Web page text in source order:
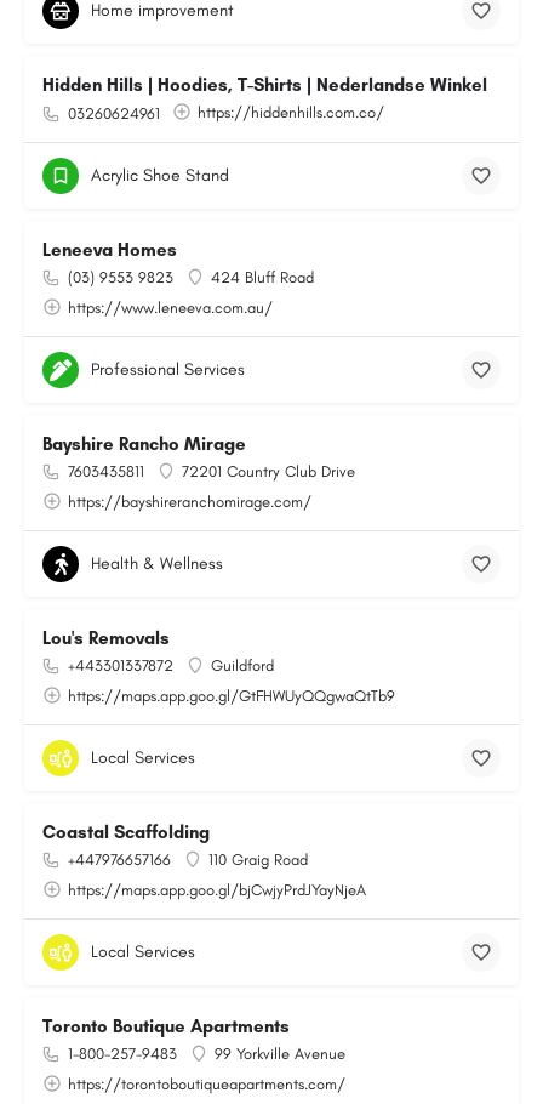
Home improvement
Hidden Hills | Hoodies, T-Shirts | Nederlandse Winkel
03260624961 https://hiddenhills.com.co/
Acrylic Shoe Stand
Leneeva Homes
(03) 9553 9823
424 Bluff Road
https://www.leneeva.com.au/
Professional Services
Bayshire Rancho Mirage
7603435811
72201 Country Club Drive
https://bayshireranchomirage.com/
Health & Wellness
Lou's Removals
+443301337872
Guildford
https://maps.app.goo.gl/GtFHWUyQQgwaQtTb9
Local Services
Coastal Scaffolding
+447976657166
110 Graig Road
https://maps.app.goo.gl/bjCwjyPrdJYayNjeA
Local Services
Toronto Boutique Apartments
1-800-257-9483
99 Yorkville Avenue
https://torontoboutiqueapartments.com/